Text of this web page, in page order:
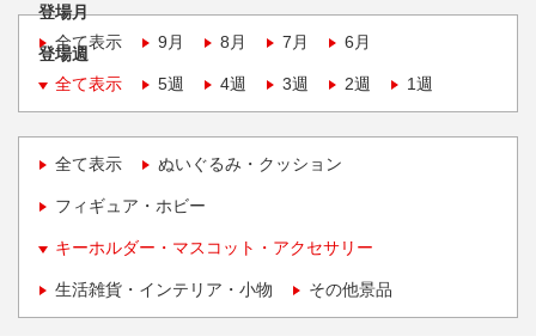
登場月
全て表示
9月 8月 7月 6月
登場週
全て表示
5週 4週 3週 2週 1週
全て表示 ぬいぐるみ・クッション
フィギュア・ホビー
キーホルダー・マスコット・アクセサリー
生活雑貨・インテリア・小物 その他景品